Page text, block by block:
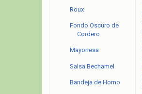
Roux
Fondo Oscuro de
Cordero
Mayonesa
Salsa Bechamel
Bandeja de Horno